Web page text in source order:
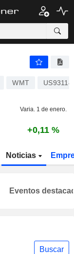
WMT
Varia. 1 de enero.
+0,11 %
Noticias
Buscar
Eventos